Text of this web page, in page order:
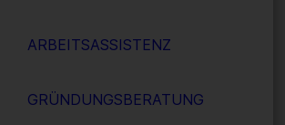
ARBEITSASSISTENZ
GRÜNDUNGSBERATUNG